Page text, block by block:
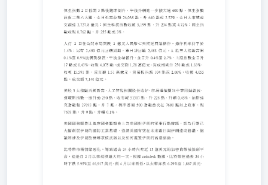
報8,762點 ， 升255點 或3%。 人 行2日在 公 開 市 場 開 展
2億 元 人 民 幣七 天 期 逆 回 購 操 作 ， 操 作 利 率 持 平
於1.4%； 另 有2,490億 元 回 購 到 期 ， 單 日 淨 回 籠
2,488億 元 。A股 三 大 指 數 高 開0.1%至0.9%後 個 別 發
展，午 後 全 線 報 升，全 日 升0.4%至2.7%。上 證 指 數
全 日 升17點 或0.43%，收 報4,075點，成 交 額1.28萬 億
元。深 成 指 則 升250點 或1.63%，收 報15,591點 ， 成 交
額1.51萬 億 元 。 創 業 板 指 漲104點 或2.66%， 收 報
4,055點 ， 成 交 額7,140億 元 。 美 股3大 指 數 再 創 新
高，人 工 智 能 相 關 股 份 造 好，市 場 繼 續 關 注 中 東
局 勢 發 展。道 瓊 斯 指 數 一 度 升 逾290點，收 市 報
51307點，升228點，升 幅0.45%。納 斯 達克 指 數 報27093
點 ， 升7點 。 標 準 普 爾500指 數 首 次 在7600點 以 上 收